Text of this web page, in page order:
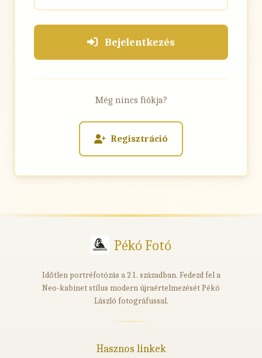
Bejelentkezés
Még nincs fiókja?
Regisztráció
Pékó Fotó
Időtlen portréfotózás a 21. században. Fedezd fel a
Neo-kabinet stílus modern újraértelmezését Pékó
László fotográfussal.
Hasznos linkek